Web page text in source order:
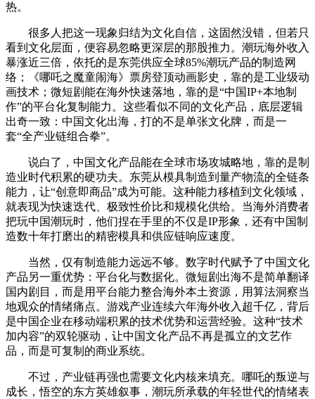
热。
很多人把这一现象归结为文化自信，这固然没错，但若只
看到文化层面，便容易忽略更深层的那股推力。潮玩海外收入
暴涨近三倍，依托的是东莞供应全球85%潮玩产品的制造网
络；《哪吒之魔童闹海》票房登顶动画影史，靠的是工业级动
画技术；微短剧能在海外快速落地，靠的是“中国IP+本地制
作”的平台化复制能力。这些看似不同的文化产品，底层逻辑
出奇一致：中国文化出海，打的不是单张文化牌，而是一
套“全产业链组合拳”。
说白了，中国文化产品能在全球市场攻城略地，靠的是制
造业时代积累的硬功夫。东莞从模具制造到量产物流的全链条
能力，让“创意即商品”成为可能。这种能力移植到文化领域，
就表现为快速迭代、极致性价比和规模化供给。当海外消费者
把玩中国潮玩时，他们捏在手里的不仅是IP形象，还有中国制
造数十年打磨出的精密模具和供应链响应速度。
当然，仅有制造能力远远不够。数字时代赋予了中国文化
产品另一重优势：平台化与数据化。微短剧出海不是简单翻译
国内剧目，而是用平台能力整合海外本土资源，用算法洞察当
地观众的情绪痛点。游戏产业连续六年海外收入超千亿，背后
是中国企业在移动端积累的技术优势和运营经验。这种“技术
加内容”的双轮驱动，让中国文化产品不再是孤立的文艺作
品，而是可复制的商业系统。
不过，产业链再强也需要文化内核来填充。哪吒的叛逆与
成长，悟空的东方英雄叙事，潮玩所承载的年轻世代的情绪表